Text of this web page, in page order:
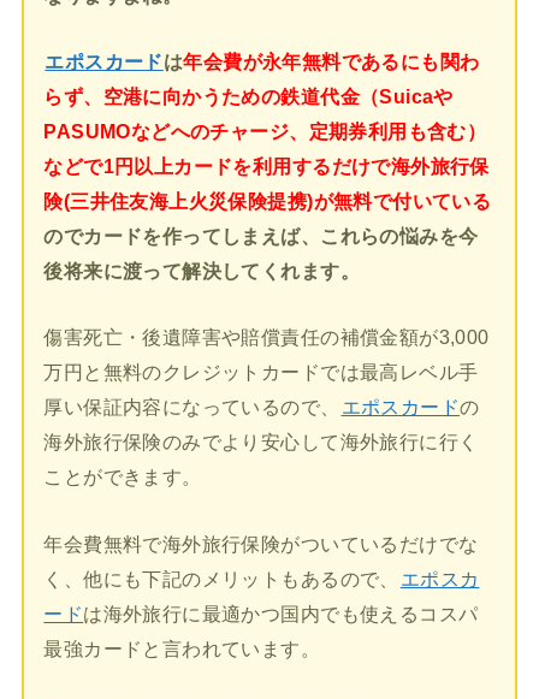
エポスカードは年会費が永年無料であるにも関わ
らず、空港に向かうための鉄道代金（Suicaや
PASUMOなどへのチャージ、定期券利用も含む）
などで1円以上カードを利用するだけで海外旅行保
険(三井住友海上火災保険提携)が無料で付いている
のでカードを作ってしまえば、これらの悩みを今
後将来に渡って解決してくれます。
傷害死亡・後遺障害や賠償責任の補償金額が3,000
万円と無料のクレジットカードでは最高レベル手
厚い保証内容になっているので、
エポスカードの
海外旅行保険のみでより安心して海外旅行に行く
ことができます。
年会費無料で海外旅行保険がついているだけでな
く、他にも下記のメリットもあるので、
エポスカ
ードは海外旅行に最適かつ国内でも使えるコスパ
最強カードと言われています。